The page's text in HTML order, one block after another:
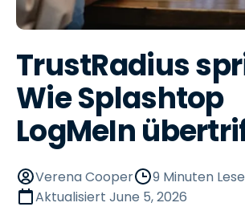
TrustRadius
Wie Splashtop
LogMeIn
Verena Cooper
9 Minuten
Aktualisiert June 5, 2026